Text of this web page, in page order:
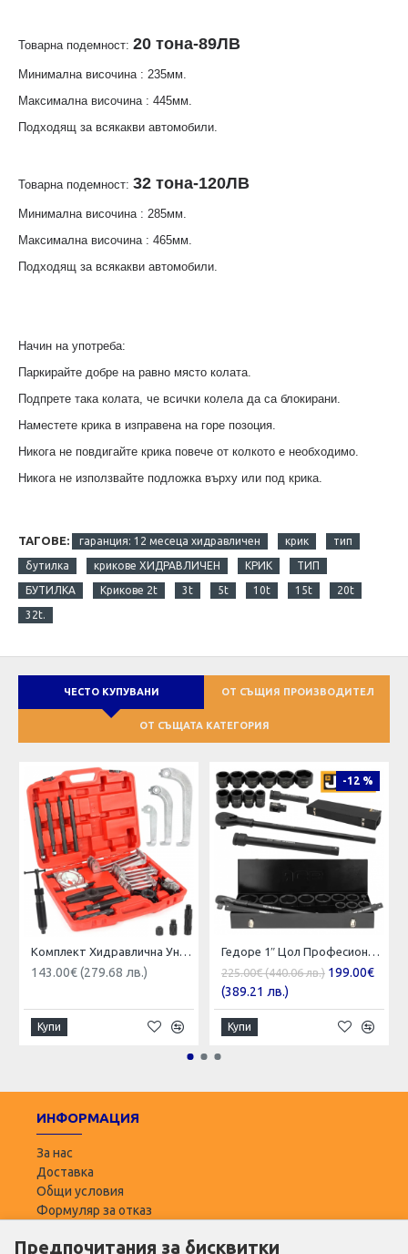
Товарна подемност: 20 тона-89ЛВ
Минимална височина : 235мм.
Максимална височина : 445мм.
Подходящ за всякакви автомобили.
Товарна подемност: 32 тона-120ЛВ
Минимална височина : 285мм.
Максимална височина : 465мм.
Подходящ за всякакви автомобили.
Начин на употреба:
Паркирайте добре на равно място колата.
Подпрете така колата, че всички колела да са блокирани.
Наместете крика в изправена на горе позоция.
Никога не повдигайте крика повече от колкото е необходимо.
Никога не използвайте подложка върху или под крика.
ТАГОВЕ: гаранция: 12 месеца хидравличен крик тип
бутилка крикове ХИДРАВЛИЧЕН КРИК ТИП
БУТИЛКА Крикове 2t 3t 5t 10t 15t 20t
32t.
ЧЕСТО КУПУВАНИ ОТ СЪЩИЯ ПРОИЗВОДИТЕЛ
ОТ СЪЩАТА КАТЕГОРИЯ
Комплект Хидравлична Универсална Скоба за лагери Mar-Pol Полша
143.00€ (279.68 лв.)
Купи
-12 %
Гедоре 1″ Цол Професионално 15 части с Ударни Вложки 36-80мм JCB – 8141-5MPB
225.00€ (440.06 лв.) 199.00€
(389.21 лв.)
Купи
ИНФОРМАЦИЯ
За нас
Доставка
Общи условия
Формуляр за отказ
ПОТРЕБИТЕЛ
Предпочитания за бисквитки